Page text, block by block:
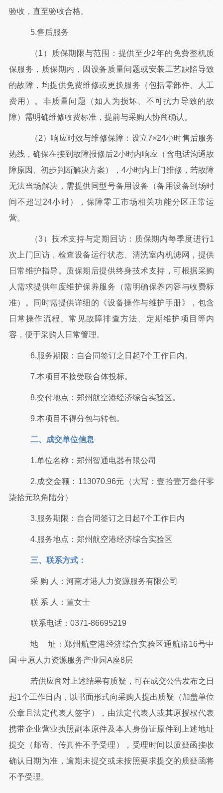
验收，直至验收合格。
5.售后服务
（1）质保期限与范围：提供至少2年的免费整机质
保服务，质保期内，因设备质量问题或安装工艺缺陷导致
的故障，均提供免费维修或更换服务（包括零部件、人工
费用）。非质量问题（如人为损坏、不可抗力导致的故
障）需明确维修收费标准，提前与采购人协商确认。
（2）响应时效与维修保障：设立7×24小时售后服务
热线，确保在接到故障报修后2小时内响应（含电话沟通故
障原因、初步判断解决方案），4小时内上门维修，若故障
无法当场解决，需提供同型号备用设备（备用设备到场时
间不超过24小时），保障零工市场相关功能分区正常运
营。
（3）技术支持与定期回访：质保期内每季度进行1
次上门回访，检查设备运行状态、清洗室内机滤网，提供
日常维护指导。质保期后提供终身技术支持，可根据采购
人需求提供年度维护保养服务（需明确保养内容与收费标
准）。同时需提供详细的《设备操作与维护手册》，包含
日常操作流程、常见故障排查方法、定期维护项目等内
容，便于采购人日常管理。
6.服务期限：自合同签订之日起7个工作日内。
7.本项目不接受联合体投标。
8.交付地点：郑州航空港经济综合实验区。
9.本项目不得分包与转包。
二、成交单位信息
1.单位名称：郑州智通电器有限公司
2.成交金额： 113070.96元（大写：壹拾壹万叁仟零
柒拾元玖角陆分）
3.服务期限：自合同签订之日起7个工作日内
4.服务地点：郑州航空港经济综合实验区
三、联系方式：
采 购 人：河南才港人力资源服务有限公司
联 系 人： 董女士
联系电话： 0371-86695219
地 址：郑州航空港经济综合实验区通航路16号中
国·中原人力资源服务产业园A座8层
若供应商对上述结果有质疑，可在成交公告发布之日
起1个工作日内，以书面形式向采购人提出质疑（加盖单位
公章且法定代表人签字），由法定代表人或其原授权代表
携带企业营业执照副本原件及本人身份证原件到上述地址
提交（邮寄、传真件不予受理），受理时间以质疑函接收
确认日期为准，逾期未提交或未按照要求提交的质疑函将
不予受理。